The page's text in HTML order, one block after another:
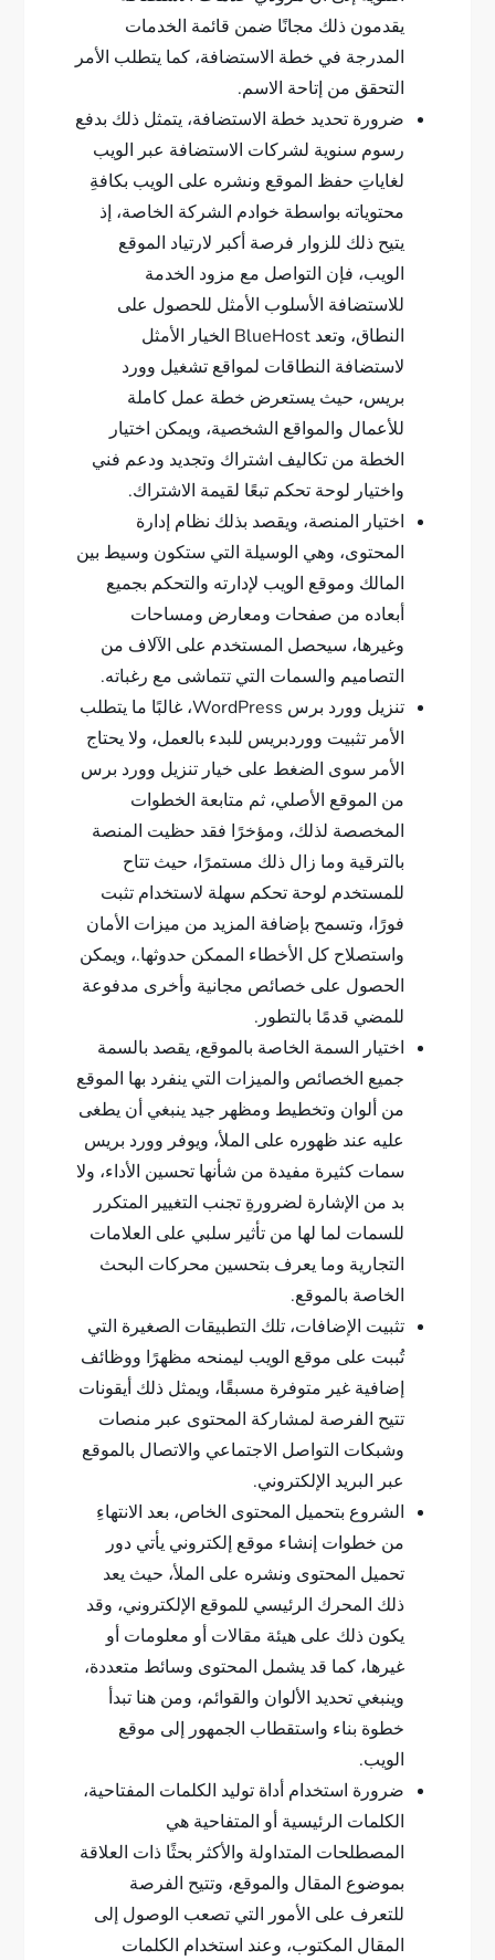
يقدمون ذلك مجانًا ضمن قائمة الخدمات
المدرجة في خطة الاستضافة، كما يتطلب الأمر
التحقق من إتاحة الاسم.
ضرورة تحديد خطة الاستضافة، يتمثل ذلك بدفع
رسوم سنوية لشركات الاستضافة عبر الويب
لغاياتِ حفظ الموقع ونشره على الويب بكافةِ
محتوياته بواسطة خوادم الشركة الخاصة، إذ
يتيح ذلك للزوار فرصة أكبر لارتياد الموقع
الويب، فإن التواصل مع مزود الخدمة
للاستضافة الأسلوب الأمثل للحصول على
النطاق، وتعد BlueHost الخيار الأمثل
لاستضافة النطاقات لمواقع تشغيل وورد
بريس، حيث يستعرض خطة عمل كاملة
للأعمال والمواقع الشخصية، ويمكن اختيار
الخطة من تكاليف اشتراك وتجديد ودعم فني
واختيار لوحة تحكم تبعًا لقيمة الاشتراك.
اختيار المنصة، ويقصد بذلك نظام إدارة
المحتوى، وهي الوسيلة التي ستكون وسيط بين
المالك وموقع الويب لإدارته والتحكم بجميع
أبعاده من صفحات ومعارض ومساحات
وغيرها، سيحصل المستخدم على الآلاف من
التصاميم والسمات التي تتماشى مع رغباته.
تنزيل وورد برس WordPress، غالبًا ما يتطلب
الأمر تثبيت ووردبريس للبدء بالعمل، ولا يحتاج
الأمر سوى الضغط على خيار تنزيل وورد برس
من الموقع الأصلي، ثم متابعة الخطوات
المخصصة لذلك، ومؤخرًا فقد حظيت المنصة
بالترقية وما زال ذلك مستمرًا، حيث تتاح
للمستخدم لوحة تحكم سهلة لاستخدام تثبت
فورًا، وتسمح بإضافة المزيد من ميزات الأمان
واستصلاح كل الأخطاء الممكن حدوثها.، ويمكن
الحصول على خصائص مجانية وأخرى مدفوعة
للمضي قدمًا بالتطور.
اختيار السمة الخاصة بالموقع، يقصد بالسمة
جميع الخصائص والميزات التي ينفرد بها الموقع
من ألوان وتخطيط ومظهر جيد ينبغي أن يطغى
عليه عند ظهوره على الملأ، ويوفر وورد بريس
سمات كثيرة مفيدة من شأنها تحسين الأداء، ولا
بد من الإشارة لضرورةِ تجنب التغيير المتكرر
للسمات لما لها من تأثير سلبي على العلامات
التجارية وما يعرف بتحسين محركات البحث
الخاصة بالموقع.
تثبيت الإضافات، تلك التطبيقات الصغيرة التي
تُببت على موقع الويب ليمنحه مظهرًا ووظائف
إضافية غير متوفرة مسبقًا، ويمثل ذلك أيقونات
تتيح الفرصة لمشاركة المحتوى عبر منصات
وشبكات التواصل الاجتماعي والاتصال بالموقع
عبر البريد الإلكتروني.
الشروع بتحميل المحتوى الخاص، بعد الانتهاءِ
من خطوات إنشاء موقع إلكتروني يأتي دور
تحميل المحتوى ونشره على الملأ، حيث يعد
ذلك المحرك الرئيسي للموقع الإلكتروني، وقد
يكون ذلك على هيئة مقالات أو معلومات أو
غيرها، كما قد يشمل المحتوى وسائط متعددة،
وينبغي تحديد الألوان والقوائم، ومن هنا تبدأ
خطوة بناء واستقطاب الجمهور إلى موقع
الويب.
ضرورة استخدام أداة توليد الكلمات المفتاحية،
الكلمات الرئيسية أو المتفاحية هي
المصطلحات المتداولة والأكثر بحثًا ذات العلاقة
بموضوع المقال والموقع، وتتيح الفرصة
للتعرف على الأمور التي تصعب الوصول إلى
المقال المكتوب، وعند استخدام الكلمات